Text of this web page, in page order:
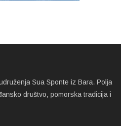
Sua Sponte iz Bara. Polja
društvo, pomorska tradicija i